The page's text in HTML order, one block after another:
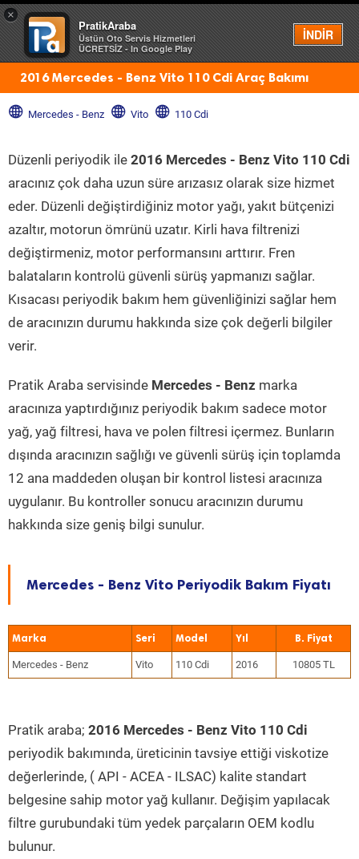
×
PratikAraba
Üstün Oto Servis Hizmetleri
ÜCRETSİZ - In Google Play
İNDİR
Menü
2016 Mercedes - Benz Vito 110 Cdi Araç Bakımı
Mercedes - Benz Vito 110 Cdi
Düzenli periyodik ile 2016 Mercedes - Benz Vito 110 Cdi
aracınız çok daha uzun süre arızasız olarak size hizmet
eder. Düzenli değiştirdiğiniz motor yağı, yakıt bütçenizi
azaltır, motorun ömrünü uzatır. Kirli hava filtrenizi
değiştirmeniz, motor performansını arttırır. Fren
balataların kontrolü güvenli sürüş yapmanızı sağlar.
Kısacası periyodik bakım hem güvenliğinizi sağlar hem
de aracınızın durumu hakkında size çok değerli bilgiler
verir.
Pratik Araba servisinde Mercedes - Benz marka
aracınıza yaptırdığınız periyodik bakım sadece motor
yağ, yağ filtresi, hava ve polen filtresi içermez. Bunların
dışında aracınızın sağlığı ve güvenli sürüş için toplamda
12 ana maddeden oluşan bir kontrol listesi aracınıza
uygulanır. Bu kontroller sonucu aracınızın durumu
hakkında size geniş bilgi sunulur.
Mercedes - Benz Vito Periyodik Bakım Fiyatı
Marka Seri Model Yıl
Mercedes - Benz Vito 110 Cdi 2016 10805 TL
Pratik araba; 2016 Mercedes - Benz Vito 110 Cdi
periyodik bakımında, üreticinin tavsiye ettiği viskotize
değerlerinde, ( API - ACEA - ILSAC) kalite standart
belgesine sahip motor yağ kullanır. Değişim yapılacak
filtre gurubundaki tüm yedek parçaların OEM kodlu
bulunur.